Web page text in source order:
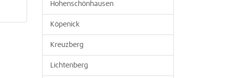
Hohenschönhausen
Köpenick
Kreuzberg
Lichtenberg